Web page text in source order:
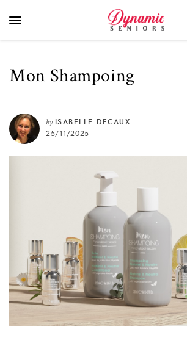
Mon Shampoing
by ISABELLE DECAUX
25/11/2025